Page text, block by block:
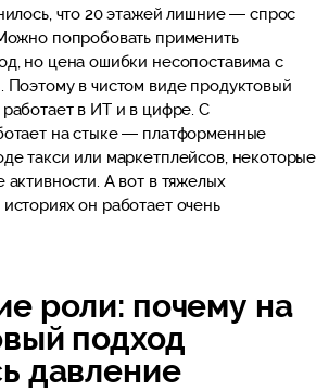
что 20 этажей лишние — спрос
попробовать применить
но цена ошибки несопоставима с
Поэтому в чистом виде продуктовый
в ИТ и в цифре. С
на стыке — платформенные
такси или маркетплейсов, некоторые
активности. А вот в тяжелых
он работает очень
роли: почему на
подход
давление